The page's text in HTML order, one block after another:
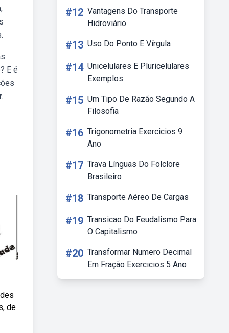
E é
de
#12 Vantagens Do Transporte
Hidroviário
#13 Uso Do Ponto E Vírgula
#14 Unicelulares E Pluricelulares
Exemplos
#15 Um Tipo De Razão Segundo A
Filosofia
#16 Trigonometria Exercicios 9
Ano
#17 Trava Línguas Do Folclore
Brasileiro
#18 Transporte Aéreo De Cargas
#19 Transicao Do Feudalismo Para
O Capitalismo
#20 Transformar Numero Decimal
Em Fração Exercicios 5 Ano